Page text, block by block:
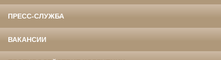
ПРЕСС-СЛУЖБА
ВАКАНСИИ